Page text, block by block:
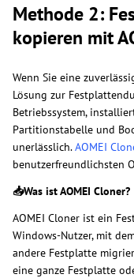
Methode 2:
kopieren mit
Wenn Sie eine
Lösung zur
Betriebssystem,
Partitionstabelle und
unerlässlich.AOMEI
benutzerfreundlichsten
📥Was ist AOMEI Cloner?
AOMEI Cloner ist ein
Windows-Nutzer, mit
andere Festplatte
eine ganze Festplatte